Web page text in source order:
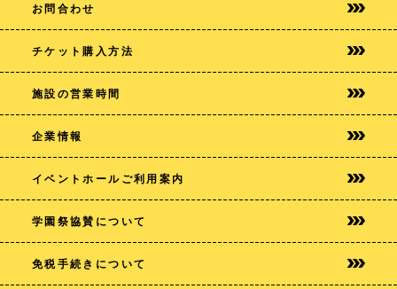
お問合わせ
チケット購入方法
施設の営業時間
企業情報
イベントホールご利用案内
学園祭協賛について
免税手続きについて